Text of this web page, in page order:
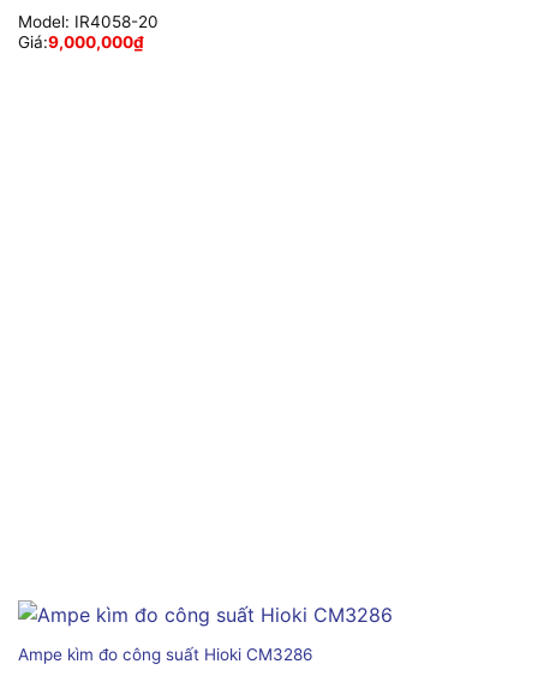
Model: IR4058-20
Giá:9,000,000₫
Ampe kìm đo công suất Hioki CM3286